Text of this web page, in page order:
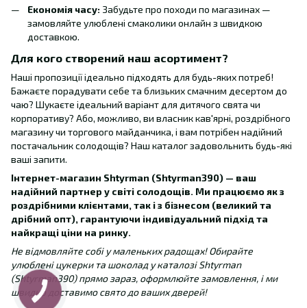
Економія часу: Забудьте про походи по магазинах —
замовляйте улюблені смаколики онлайн з швидкою
доставкою.
Для кого створений наш асортимент?
Наші пропозиції ідеально підходять для будь-яких потреб!
Бажаєте порадувати себе та близьких смачним десертом до
чаю? Шукаєте ідеальний варіант для дитячого свята чи
корпоративу? Або, можливо, ви власник кав'ярні, роздрібного
магазину чи торгового майданчика, і вам потрібен надійний
постачальник солодощів? Наш каталог задовольнить будь-які
ваші запити.
Інтернет-магазин Shtyrman (Shtyrman390) — ваш
надійний партнер у світі солодощів. Ми працюємо як з
роздрібними клієнтами, так і з бізнесом (великий та
дрібний опт), гарантуючи індивідуальний підхід та
найкращі ціни на ринку.
Не відмовляйте собі у маленьких радощах! Обирайте
улюблені цукерки та шоколад у каталозі Shtyrman
(Shtyrman390) прямо зараз, оформлюйте замовлення, і ми
швидко доставимо свято до ваших дверей!